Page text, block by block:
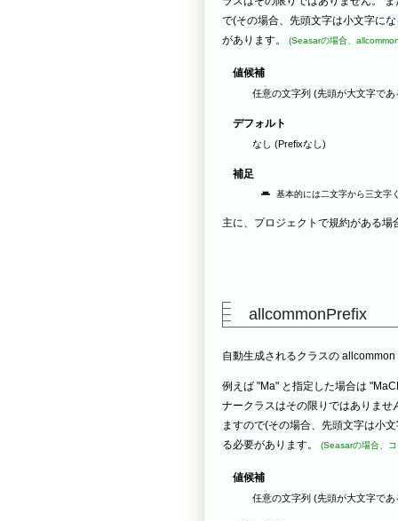
で(その場合、先頭文字は小文字に
があります。
(Seasarの場合、
値候補
任意の文字列 (先頭が大文字であ
デフォルト
なし (Prefixなし)
補足
基本的には二文字から三文字
主に、プロジェクトで規約がある
allcommonPrefix
自動生成されるクラスの
例えば "Ma" と指定した場合は
ナークラスはその限りではありませ
ますので(その場合、先頭文字は小
る必要があります。
(Seasarの場合、
値候補
任意の文字列 (先頭が大文字であ